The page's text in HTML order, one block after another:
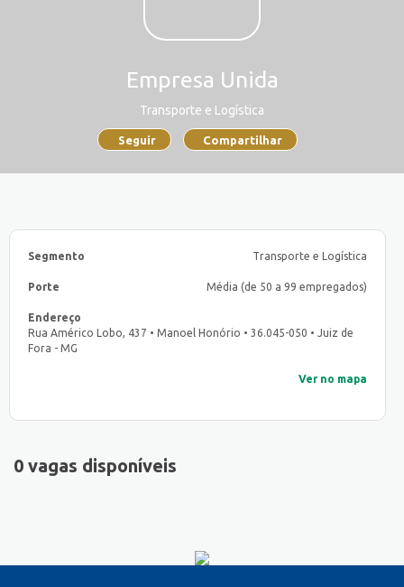
Empresa Unida
Transporte e Logística
Seguir Compartilhar
Segmento Transporte e Logística
Porte Média (de 50 a 99 empregados)
Endereço
Rua Américo Lobo, 437 • Manoel Honório • 36.045-050 • Juiz de
Fora - MG
Ver no mapa
0 vagas disponíveis